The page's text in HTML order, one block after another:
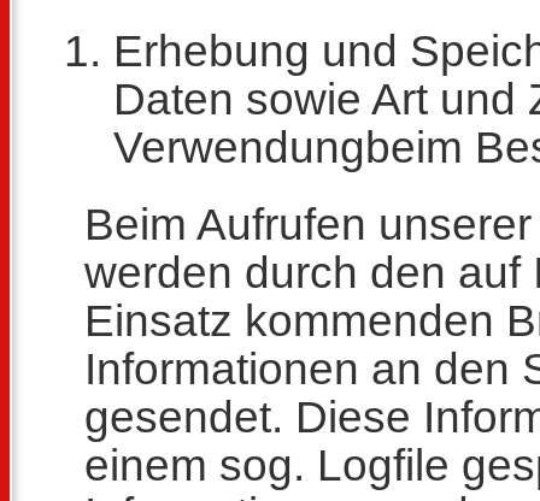
Erhebung und
Daten sowie Art und
Verwendungbeim
Beim Aufrufen
werden durch den auf
Einsatz kommenden
Informationen an den
gesendet. Diese
einem sog. Logfile